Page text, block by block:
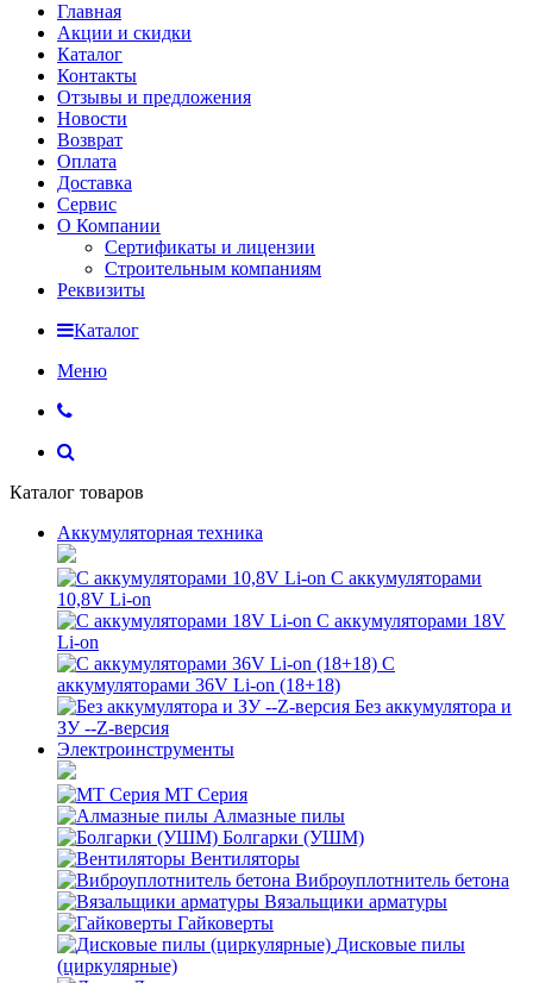
Главная
Акции и скидки
Каталог
Контакты
Отзывы и предложения
Новости
Возврат
Оплата
Доставка
Сервис
О Компании
Сертификаты и лицензии
Строительным компаниям
Реквизиты
Каталог
Меню
Каталог товаров
Аккумуляторная техника
С аккумуляторами
10,8V Li-on
С аккумуляторами 18V
Li-on
С
аккумуляторами 36V Li-on (18+18)
Без аккумулятора и
ЗУ --Z-версия
Электроинструменты
MT Серия
Алмазные пилы
Болгарки (УШМ)
Вентиляторы
Виброуплотнитель бетона
Вязальщики арматуры
Гайковерты
Дисковые пилы
(циркулярные)